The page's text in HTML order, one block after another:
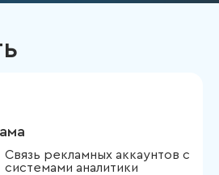
Связь рекламных аккаунтов с
системами аналитики